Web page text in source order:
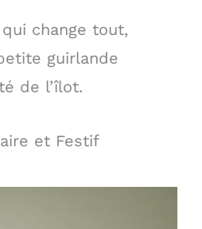
change tout,
guirlande
de l’îlot.
et Festif